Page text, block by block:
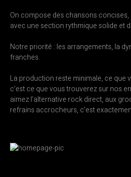
On compose des chansons
avec une section rythmique solide et
Notre priorité : les arrangements, la
franches.
La production reste minimale, ce que
c’est ce que vous trouverez sur nos
aimez l’alternative rock direct, aux
refrains accrocheurs, c’est